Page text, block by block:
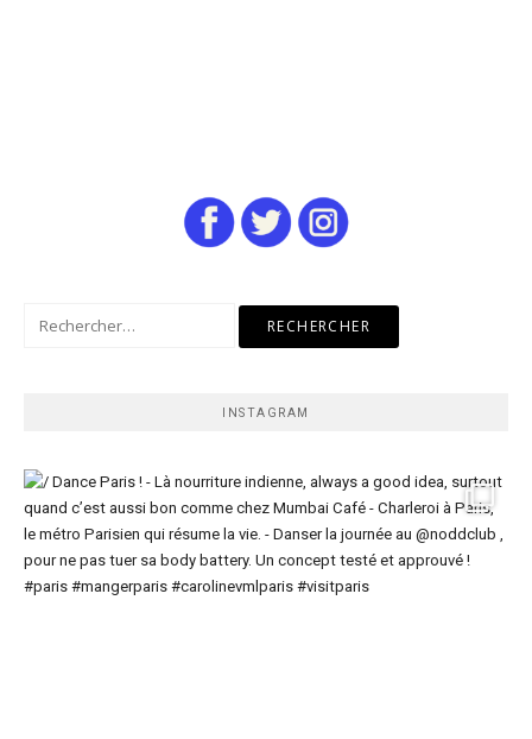
INSTAGRAM